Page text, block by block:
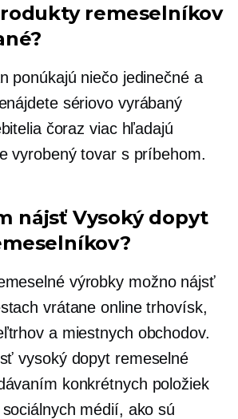
remeselníkov
ponúkajú niečo jedinečné a
sériovo vyrábaný
čoraz viac hľadajú
vyrobený tovar s príbehom.
nájsť Vysoký dopyt
výrobky možno nájsť
vrátane online trhovísk,
a miestnych obchodov.
vysoký dopyt remeselné
konkrétnych položiek
médií, ako sú